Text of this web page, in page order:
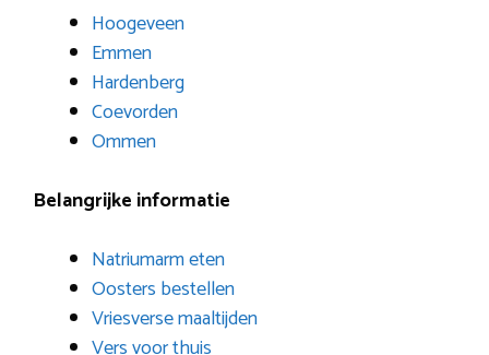
Hoogeveen
Emmen
Hardenberg
Coevorden
Ommen
Belangrijke informatie
Natriumarm eten
Oosters bestellen
Vriesverse maaltijden